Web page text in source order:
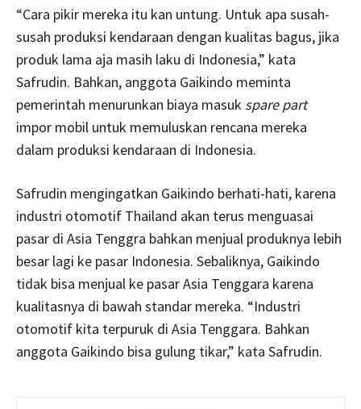
“Cara pikir mereka itu kan untung. Untuk apa susah-
susah produksi kendaraan dengan kualitas bagus, jika
produk lama aja masih laku di Indonesia,” kata
Safrudin. Bahkan, anggota Gaikindo meminta
pemerintah menurunkan biaya masuk spare part
impor mobil untuk memuluskan rencana mereka
dalam produksi kendaraan di Indonesia.
Safrudin mengingatkan Gaikindo berhati-hati, karena
industri otomotif Thailand akan terus menguasai
pasar di Asia Tenggra bahkan menjual produknya lebih
besar lagi ke pasar Indonesia. Sebaliknya, Gaikindo
tidak bisa menjual ke pasar Asia Tenggara karena
kualitasnya di bawah standar mereka. “Industri
otomotif kita terpuruk di Asia Tenggara. Bahkan
anggota Gaikindo bisa gulung tikar,” kata Safrudin.